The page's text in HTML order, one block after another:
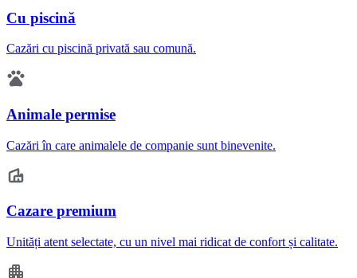
Cu piscină
Cazări cu piscină privată sau comună.
Animale permise
Cazări în care animalele de companie sunt binevenite.
Cazare premium
Unități atent selectate, cu un nivel mai ridicat de confort și calitate.